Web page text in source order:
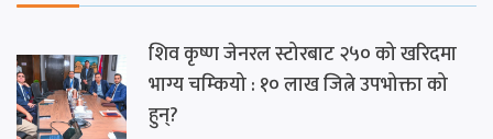
शिव कृष्ण जेनरल स्टोरबाट २५० को खरिदमा
भाग्य चम्कियो : १० लाख जित्ने उपभोक्ता को
हुन्?